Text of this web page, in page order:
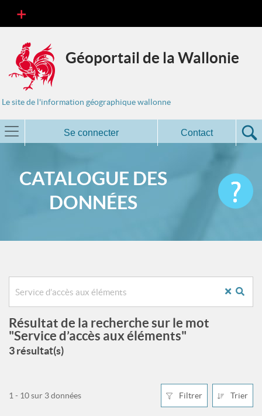
Géoportail de la Wallonie
Le site de l'information géographique wallonne
Se connecter Contact
CATALOGUE DES
DONNÉES
Résultat de la recherche sur le mot
"Service d’accès aux éléments"
3 résultat(s)
Filtrer Trier
1 - 10 sur 3 données